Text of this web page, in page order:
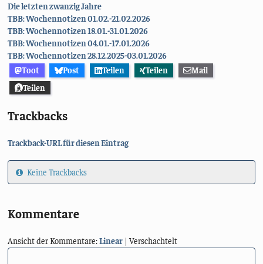
Die letzten zwanzig Jahre
TBB: Wochennotizen 01.02.-21.02.2026
TBB: Wochennotizen 18.01.-31.01.2026
TBB: Wochennotizen 04.01.-17.01.2026
TBB: Wochennotizen 28.12.2025-03.01.2026
Toot
Post Teilen Teilen
Mail
Teilen
Trackbacks
Trackback-URL für diesen Eintrag
Keine Trackbacks
Kommentare
Ansicht der Kommentare:Linear | Verschachtelt